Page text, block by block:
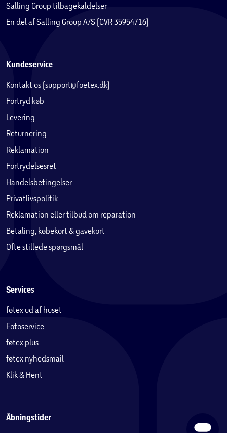
Salling Group tilbagekaldelser
En del af Salling Group A/S (CVR 35954716)
Kundeservice
Kontakt os (support@foetex.dk)
Fortryd køb
Levering
Returnering
Reklamation
Fortrydelsesret
Handelsbetingelser
Privatlivspolitik
Reklamation eller tilbud om reparation
Betaling, købekort & gavekort
Ofte stillede spørgsmål
Services
føtex ud af huset
Fotoservice
føtex plus
føtex nyhedsmail
Klik & Hent
Åbningstider